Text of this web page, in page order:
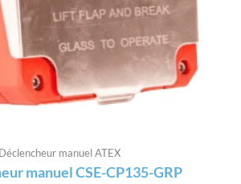
Déclencheur manuel ATEX
manuel CSE-CP135-GRP